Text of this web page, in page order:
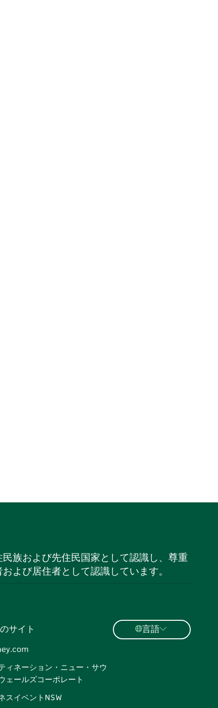
族および先住民国家として認識し、尊重
よび居住者として認識しています。
サイト
ィネーション・ニュー・サウ
ェールズコーポレート
スイベントNSW
言語